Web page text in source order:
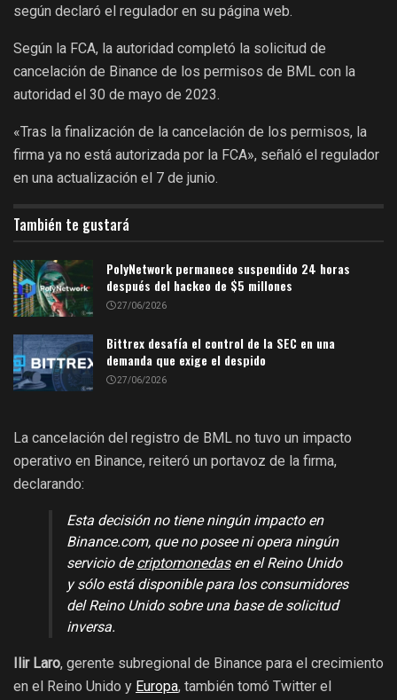
según declaró el regulador en su página web.
Según la FCA, la autoridad completó la solicitud de
cancelación de Binance de los permisos de BML con la
autoridad el 30 de mayo de 2023.
«Tras la finalización de la cancelación de los permisos, la
firma ya no está autorizada por la FCA», señaló el regulador
en una actualización el 7 de junio.
También te gustará
PolyNetwork permanece suspendido 24 horas
después del hackeo de $5 millones
27/06/2026
Bittrex desafía el control de la SEC en una
demanda que exige el despido
27/06/2026
La cancelación del registro de BML no tuvo un impacto
operativo en Binance, reiteró un portavoz de la firma,
declarando:
Esta decisión no tiene ningún impacto en
Binance.com, que no posee ni opera ningún
servicio decriptomonedasen el Reino Unido
y sólo está disponible para los consumidores
del Reino Unido sobre una base de solicitud
inversa.
Ilir Laro, gerente subregional de Binance para el crecimiento
en el Reino Unido y Europa, también tomó Twitter el